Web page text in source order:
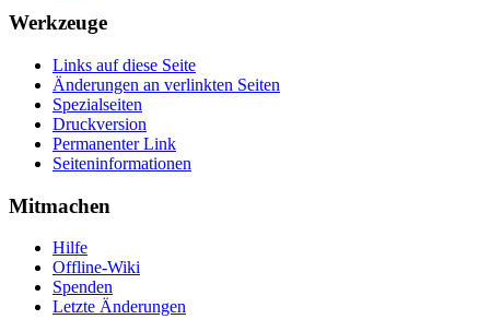
Werkzeuge
Links auf diese Seite
Änderungen an verlinkten Seiten
Spezialseiten
Druckversion
Permanenter Link
Seiten­informationen
Mitmachen
Hilfe
Offline-Wiki
Spenden
Letzte Änderungen